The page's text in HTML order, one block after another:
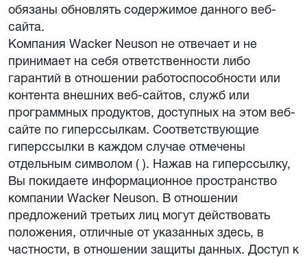
обязаны обновлять содержимое данного веб-
сайта.
Компания Wacker Neuson не отвечает и не
принимает на себя ответственности либо
гарантий в отношении работоспособности или
контента внешних веб-сайтов, служб или
программных продуктов, доступных на этом веб-
сайте по гиперссылкам. Соответствующие
гиперссылки в каждом случае отмечены
отдельным символом ( ). Нажав на гиперссылку,
Вы покидаете информационное пространство
компании Wacker Neuson. В отношении
предложений третьих лиц могут действовать
положения, отличные от указанных здесь, в
частности, в отношении защиты данных. Доступ к